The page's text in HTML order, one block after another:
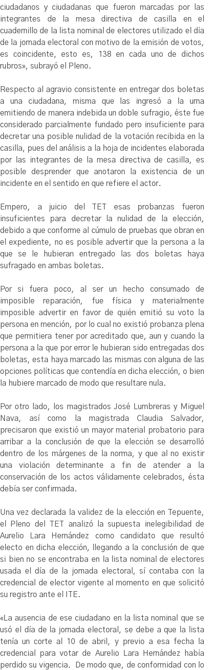
ciudadanos y ciudadanas que fueron marcadas por las
integrantes de la mesa directiva de casilla en el
cuadernillo de la lista nominal de electores utilizado el día
de la jornada electoral con motivo de la emisión de votos,
es coincidente, esto es, 138 en cada uno de dichos
rubros», subrayó el Pleno.
Respecto al agravio consistente en entregar dos boletas
a una ciudadana, misma que las ingresó a la urna
emitiendo de manera indebida un doble sufragio, éste fue
considerado parcialmente fundado pero insuficiente para
decretar una posible nulidad de la votación recibida en la
casilla, pues del análisis a la hoja de incidentes elaborada
por las integrantes de la mesa directiva de casilla, es
posible desprender que anotaron la existencia de un
incidente en el sentido en que refiere el actor.
Empero, a juicio del TET esas probanzas fueron
insuficientes para decretar la nulidad de la elección,
debido a que conforme al cúmulo de pruebas que obran en
el expediente, no es posible advertir que la persona a la
que se le hubieran entregado las dos boletas haya
sufragado en ambas boletas.
Por si fuera poco, al ser un hecho consumado de
imposible reparación, fue física y materialmente
imposible advertir en favor de quién emitió su voto la
persona en mención, por lo cual no existió probanza plena
que permitiera tener por acreditado que, aun y cuando la
persona a la que por error le hubieran sido entregadas dos
boletas, esta haya marcado las mismas con alguna de las
opciones políticas que contendía en dicha elección, o bien
la hubiere marcado de modo que resultare nula.
Por otro lado, los magistrados José Lumbreras y Miguel
Nava, así como la magistrada Claudia Salvador,
precisaron que existió un mayor material probatorio para
arribar a la conclusión de que la elección se desarrolló
dentro de los márgenes de la norma, y que al no existir
una violación determinante a fin de atender a la
conservación de los actos válidamente celebrados, ésta
debía ser confirmada.
Una vez declarada la validez de la elección en Tepuente,
el Pleno del TET analizó la supuesta inelegibilidad de
Aurelio Lara Hernández como candidato que resultó
electo en dicha elección, llegando a la conclusión de que
si bien no se encontraba en la lista nominal de electores
usada el día de la jornada electoral, sí contaba con la
credencial de elector vigente al momento en que solicitó
su registro ante el ITE.
«La ausencia de ese ciudadano en la lista nominal que se
usó el día de la jornada electoral, se debe a que la lista
tenía un corte al 10 de abril, y previo a esa fecha la
credencial para votar de Aurelio Lara Hernández había
perdido su vigencia. De modo que, de conformidad con lo